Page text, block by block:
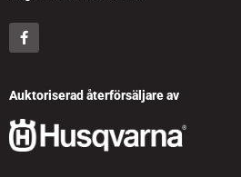
Auktoriserad återförsäljare av